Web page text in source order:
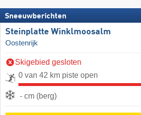
Sneeuwberichten
Steinplatte Winklmoosalm
Oostenrijk
Skigebied gesloten
0 van 42 km piste open
- cm (berg)